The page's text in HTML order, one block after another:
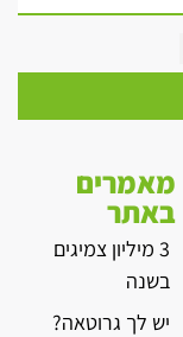
מאמרים
באתר
3 מיליון צמיגים
בשנה
יש לך גרוטאה?